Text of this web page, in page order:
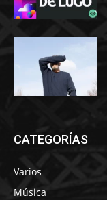
CATEGORÍAS
Varios
Música